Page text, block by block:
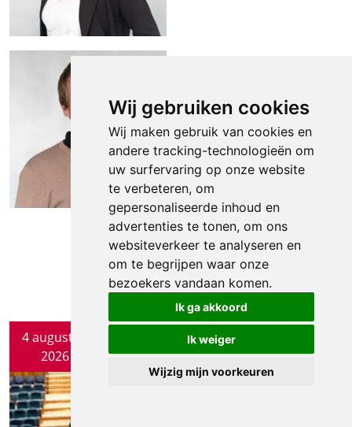
Wij gebruiken cookies
Wij maken gebruik van cookies en
andere tracking-technologieën om
uw surfervaring op onze website
te verbeteren, om
gepersonaliseerde inhoud en
advertenties te tonen, om ons
websiteverkeer te analyseren en
om te begrijpen waar onze
bezoekers vandaan komen.
Ik ga akkoord
Ik weiger
Wijzig mijn voorkeuren
4 augustus
2026